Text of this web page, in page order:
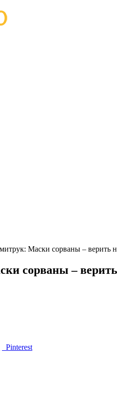
Маски сорваны – верить
сорваны –
Pinterest